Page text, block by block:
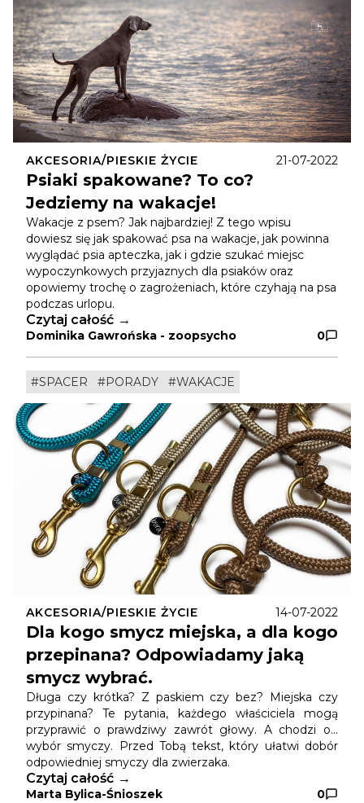
AKCESORIA/PIESKIE ŻYCIE 21-07-2022
Psiaki spakowane? To co?
Jedziemy na wakacje!
Wakacje z psem? Jak najbardziej! Z tego wpisu
dowiesz się jak spakować psa na wakacje, jak powinna
wyglądać psia apteczka, jak i gdzie szukać miejsc
wypoczynkowych przyjaznych dla psiaków oraz
opowiemy trochę o zagrożeniach, które czyhają na psa
podczas urlopu.
Czytaj całość
Dominika Gawrońska - zoopsycho 0
#SPACER #PORADY #WAKACJE
AKCESORIA/PIESKIE ŻYCIE 14-07-2022
Dla kogo smycz miejska, a dla kogo
przepinana? Odpowiadamy jaką
smycz wybrać.
Długa czy krótka? Z paskiem czy bez? Miejska czy
przypinana? Te pytania, każdego właściciela mogą
przyprawić o prawdziwy zawrót głowy. A chodzi o…
wybór smyczy. Przed Tobą tekst, który ułatwi dobór
odpowiedniej smyczy dla zwierzaka.
Czytaj całość
Marta Bylica-Śnioszek 0